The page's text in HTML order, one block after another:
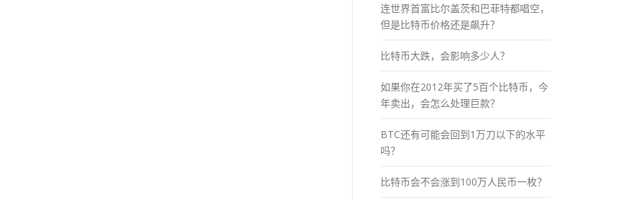
连世界首富比尔盖茨和巴菲特都唱空，
但是比特币价格还是飙升？
比特币大跌，会影响多少人？
如果你在2012年买了5百个比特币，今
年卖出，会怎么处理巨款？
BTC还有可能会回到1万刀以下的水平
吗？
比特币会不会涨到100万人民币一枚？